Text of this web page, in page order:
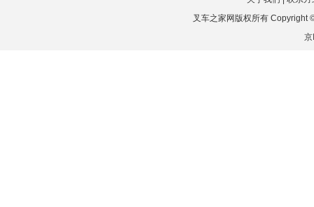
叉车之家网版权所有 Copyright